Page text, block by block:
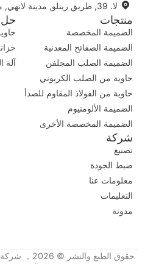
لا. 39, طريق رينلو, مدينة لانهي, منطقة نانشا, قوانغتشو
منتجات
الضميمة المخصصة
الضميمة الصفائح المعدنية
الضميمة الصلب المجلفن
حاوية من الصلب الكربوني
حاوية من الفولاذ المقاوم للصدأ
الضميمة الألومنيوم
الضميمة المخصصة الأخرى
حل
حاوية
خزانة
آلة
شركة
تصنيع
ضبط الجودة
معلومات عنا
التعليمات
مدونة
حقوق الطبع